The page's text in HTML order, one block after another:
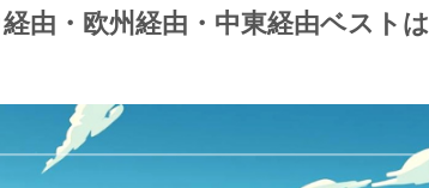
由・欧州経由・中東経由ベストは